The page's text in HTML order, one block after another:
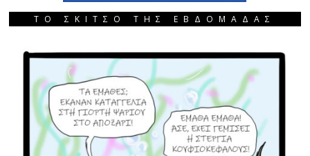
ΤΟ ΣΚΙΤΣΟ ΤΗΣ ΕΒΔΟΜΑΔΑΣ